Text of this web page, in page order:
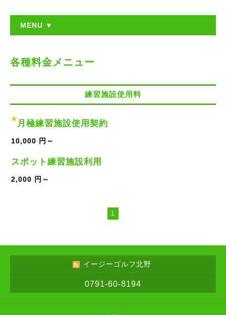
MENU ▼
各種料金メニュー
練習施設使用料
月極練習施設使用契約
10,000 円～
スポット練習施設利用
2,000 円～
1
イージーゴルフ北野
0791-60-8194